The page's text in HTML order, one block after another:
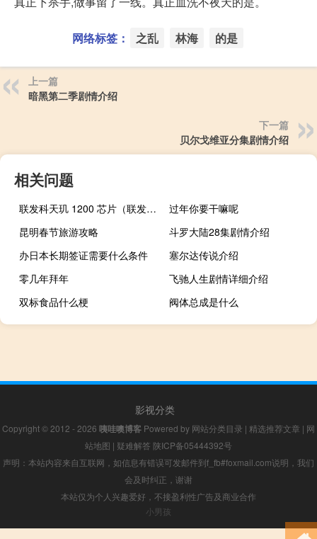
网络标签： 之乱 林海 的是
上一篇
暗黑第二季剧情介绍
下一篇
贝尔戈维亚分集剧情介绍
相关问题
联发科天玑 1200 芯片（联发科天玑1200,波导v10）
过年你要干嘛呢
昆明春节旅游攻略
斗罗大陆28集剧情介绍
办日本长期签证需要什么条件
塞尔达传说介绍
零几年拜年
飞驰人生剧情详细介绍
双标食品什么梗
阀体总成是什么
影视分类
Copyright © 2012 - 2026 咦哇噢博客 Powered by 网站分类目录 | 精选推荐文章 | 网
站地图 | 疑难解答 陕ICP备05444392号
声明：本站内容来自互联网，如信息有错误可发邮件到f_fb#foxmail.com说明，我们
会及时纠正，谢谢
本站仅为个人兴趣爱好，不接盈利性广告及商业合作
小男孩